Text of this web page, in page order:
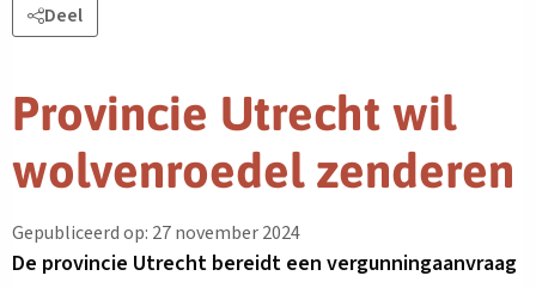
Deel
Provincie Utrecht wil
wolvenroedel zenderen
Gepubliceerd op: 27 november 2024
De provincie Utrecht bereidt een vergunningaanvraag